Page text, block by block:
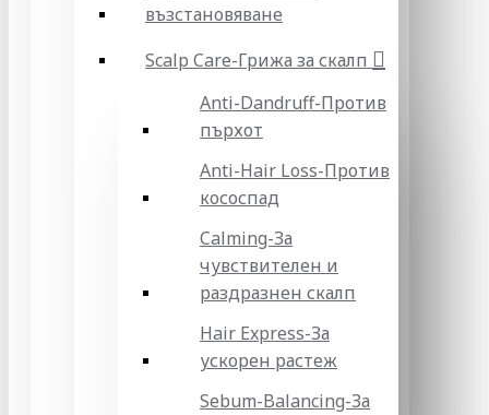
възстановяване
Scalp Care-Грижа за скалп
Anti-Dandruff-Против
пърхот
Anti-Hair Loss-Против
кососпад
Calming-За
чувствителен и
раздразнен скалп
Hair Express-За
ускорен растеж
Sebum-Balancing-За